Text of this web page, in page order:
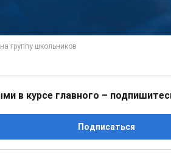
в курсе главного –
Подписаться